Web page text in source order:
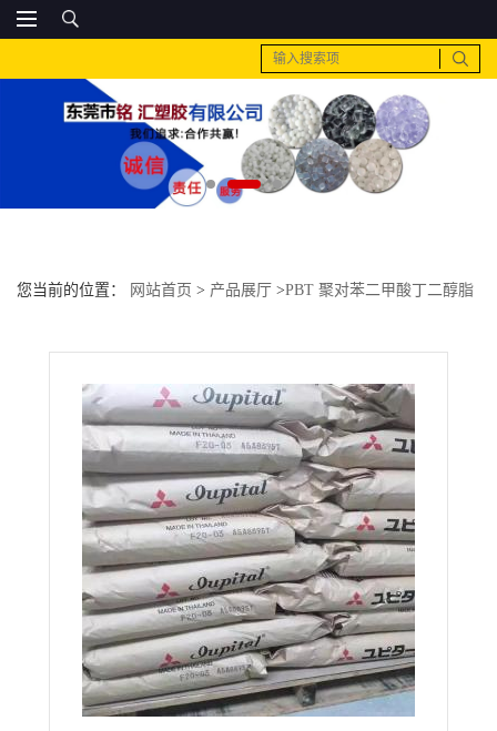
您当前的位置： 网站首页 > 产品展厅 >PBT 聚对苯二甲酸丁二醇脂